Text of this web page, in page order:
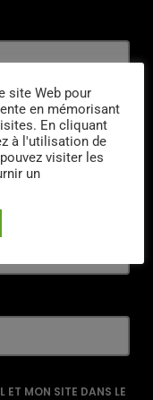
ET MON SITE DANS LE
site Web pour
en mémorisant
En cliquant
à l'utilisation de
visiter les
un